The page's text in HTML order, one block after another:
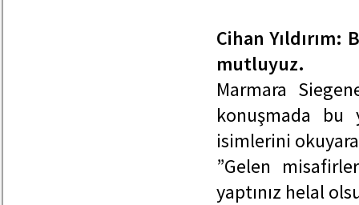
Cihan
mutluyuz.
Marmara
konuşmada bu
isimlerini
”Gelen
yaptınız helal